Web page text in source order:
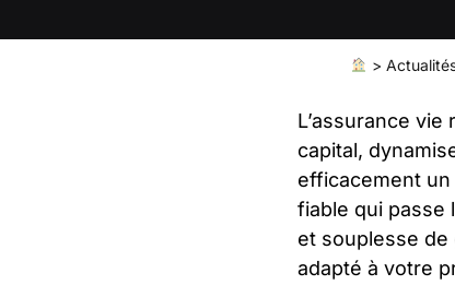
>
L’assurance
capital,
efficacement un
fiable qui passe
et souplesse de
adapté à votre